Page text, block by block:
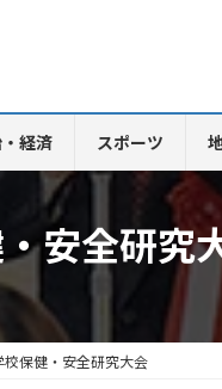
経済 スポーツ
安全研究
校保健・安全研究大会